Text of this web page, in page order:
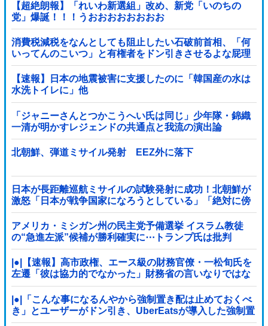
【超絶朗報】「れいわ新選組」改め、新党「いのちの
党」爆誕！！！うおおおおおおおお
消費税減税をなんとしても阻止したい石破前首相、「何
いってんのこいつ」と有権者をドン引きさせるよな屁理
屈を……
【速報】日本の地震被害に支援したのに「韓国産の水は
水洗トイレに」他
「ジャニーさんとつかこうへい氏は同じ」少年隊・錦織
一清が明かすレジェンドの共通点と我流の演出論
北朝鮮、弾道ミサイル発射 EEZ外に落下
日本が長距離巡航ミサイルの試験発射に成功！北朝鮮が
激怒「日本が戦争国家になろうとしている」「絶対に傍
観しない、必ず後悔させる」
アメリカ・ミシガン州の民主党予備選挙 イスラム教徒
の“急進左派”候補が勝利確実に⋯トランプ氏は批判
|●|【速報】高市政権、エース級の財務官僚・一松旬氏を
左遷「彼は協力的でなかった」財務省の言いなりではな
いことが判明
|●|「こんな事になるんやから強制置き配は止めておくべ
き」とユーザーがドン引き、UberEatsが導入した強制置
き配が起こしたのは……